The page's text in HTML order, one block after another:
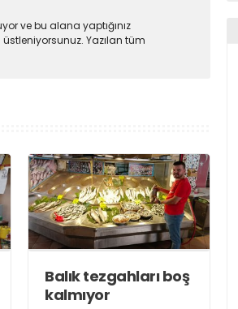
ve bu alana yaptığınız
Yazılan tüm
Balık tezgahları boş
kalmıyor